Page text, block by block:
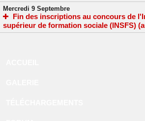
Mercredi 9 Septembre
Fin des inscriptions au concours de
supérieur de formation sociale (INSFS)